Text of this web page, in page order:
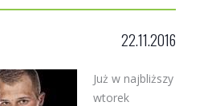
22.11.2016
Już w najbliższy
wtorek